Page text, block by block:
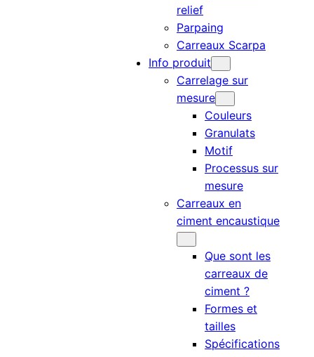
relief
Parpaing
Carreaux Scarpa
Info produit
Carrelage sur
mesure
Couleurs
Granulats
Motif
Processus sur
mesure
Carreaux en
ciment encaustique
Que sont les
carreaux de
ciment ?
Formes et
tailles
Spécifications